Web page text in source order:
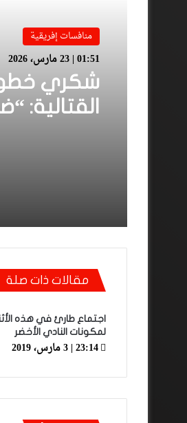
منافسات إفريقية
01:51 | 23 مارس، 2026
شكري
القتالية:
مقالات ذات صلة
اجتماع طارئ في هذه
لمكونات النادي الأخضر
23:14 | 3 مارس، 2019